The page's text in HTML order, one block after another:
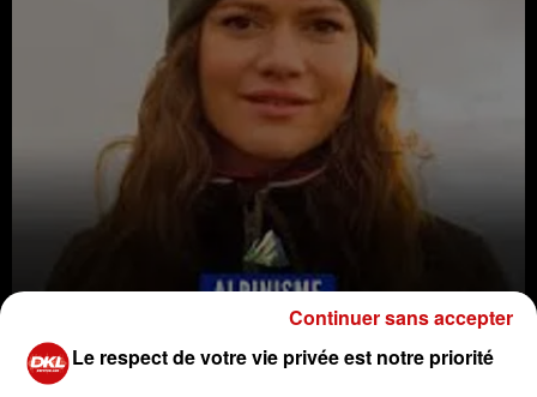
Le respect de votre vie privée est notre priorité
Continuer sans accepter